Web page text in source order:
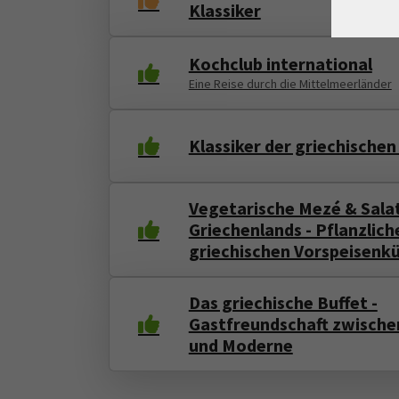
Klassiker
Kochclub international
Eine Reise durch die Mittelmeerländer
Klassiker der
Vegetarische Mezé &
Griechenlands -
griechischen
Das griechische Buffet -
Gastfreundschaft
und Moderne